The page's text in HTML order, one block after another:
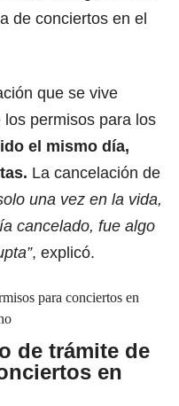
de conciertos en el
que se vive
permisos para los
el mismo día,
La cancelación de
una vez en la vida,
cancelado, fue algo
, explicó.
para conciertos en
de trámite de
en